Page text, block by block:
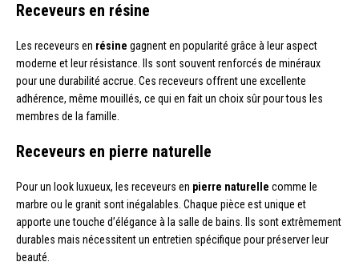
Receveurs en résine
Les receveurs en résine gagnent en popularité grâce à leur aspect
moderne et leur résistance. Ils sont souvent renforcés de minéraux
pour une durabilité accrue. Ces receveurs offrent une excellente
adhérence, même mouillés, ce qui en fait un choix sûr pour tous les
membres de la famille.
Receveurs en pierre naturelle
Pour un look luxueux, les receveurs en pierre naturelle comme le
marbre ou le granit sont inégalables. Chaque pièce est unique et
apporte une touche d’élégance à la salle de bains. Ils sont extrêmement
durables mais nécessitent un entretien spécifique pour préserver leur
beauté.